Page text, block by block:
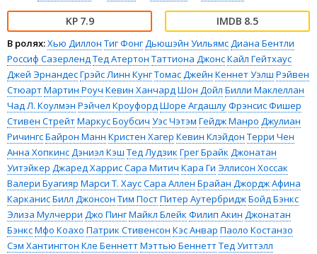
7.9 8.5
В ролях:Хью Диллон Тиг ФонгДьюшэйн УильямсДиана Бентли
Россиф СазерлендТед Атертон Таттиона ДжонсКайл Гейтхаус
Джей ЭрнандесГрэйс Линн КунгТомас Джейн Кеннет Уэлш Рэйвен
СтюартМартин Роуч Кевин ХанчардШон Дойл Билли Маклеллан
Чад Л. Коулмэн Рэйчел КроуфордШоре АгдашлуФрэнсис Фишер
Стивен СтрейтМаркус Боубсич Уэс Чэтэм Гейдж Манро Джулиан
РичингсБайрон Манн Кристен Хагер Кевин Клэйдон Терри Чен
Анна ХопкинсДэниэл Кэш Тед Лудзик Грег Брайк Джонатан
Уитэйкер Джаред ХаррисСара Митич Кара Ги Эллисон Хоссак
Валери Буагияр Марси Т. ХаусСара Аллен Брайан ДжорджАфина
КарканисБилл Джонсон Тим ПостПитер АутербриджБойд Бэнкс
Элиза Мулчерри Джо ПингМайкл Блейк Филип Акин Джонатан
БэнксМфо Коахо Патрик Стивенсон Кэс Анвар Паоло Костанзо
Сэм Хантингтон Кле БеннеттМэттью БеннеттТед Уиттэлл